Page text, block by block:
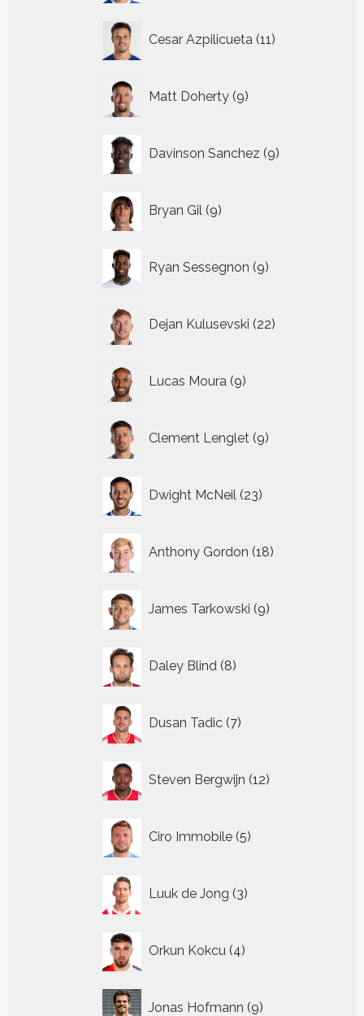
Cesar Azpilicueta 11
producten
Matt Doherty 9
producten
Davinson Sanchez 9
producten
Bryan Gil 9
producten
Ryan Sessegnon 9
producten
Dejan Kulusevski 22
producten
Lucas Moura 9
producten
Clement Lenglet 9
producten
Dwight McNeil 23
producten
Anthony Gordon 18
producten
James Tarkowski 9
producten
Daley Blind 8
producten
Dusan Tadic 7
producten
Steven Bergwijn 12
producten
Ciro Immobile 5
producten
Luuk de Jong 3
producten
Orkun Kokcu 4
producten
Jonas Hofmann 9